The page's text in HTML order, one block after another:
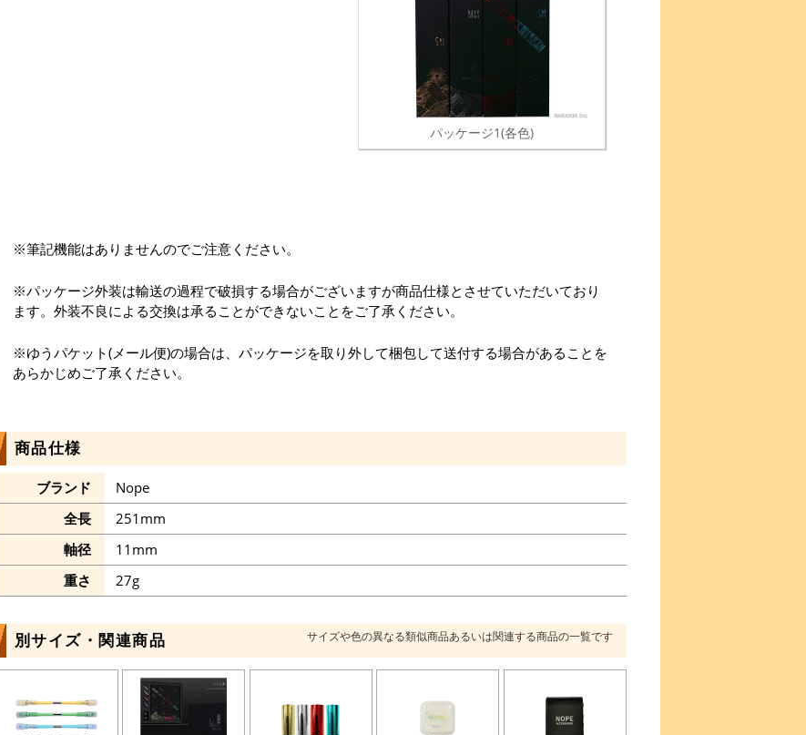
パッケージ1(各色)
※筆記機能はありませんのでご注意ください。
※パッケージ外装は輸送の過程で破損する場合がございますが商品仕様とさせていただいており
ます。外装不良による交換は承ることができないことをご了承ください。
※ゆうパケット(メール便)の場合は、パッケージを取り外して梱包して送付する場合があることを
あらかじめご了承ください。
商品仕様
ブランド
Nope
全長
251mm
軸径
11mm
重さ
27g
別サイズ・関連商品 サイズや色の異なる類似商品あるいは関連する商品の一覧です